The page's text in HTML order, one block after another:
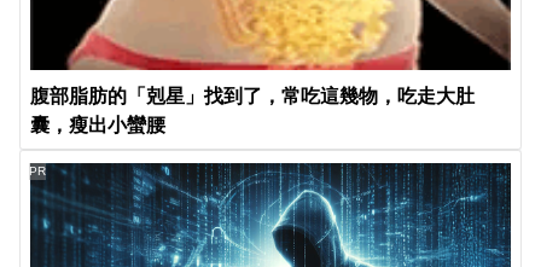
腹部脂肪的「剋星」找到了，常吃這幾物，吃走大肚
囊，瘦出小蠻腰
PR